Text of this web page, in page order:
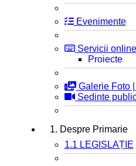
Evenimente
Servicii online
Proiecte
Galerie Foto
Sedinte
1. Despre Primarie
1.1 LEGISLAȚIE